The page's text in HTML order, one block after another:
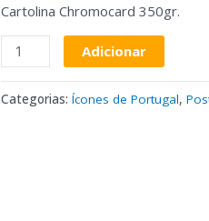
Cartolina Chromocard 350gr.
Adicionar
Categorias: Ícones de Portugal,